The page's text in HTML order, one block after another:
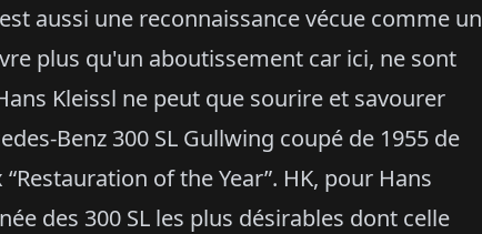
aussi une reconnaissance vécue comme un
plus qu'un aboutissement car ici, ne sont
Kleissl ne peut que sourire et savourer
Benz 300 SL Gullwing coupé de 1955 de
of the Year”. HK, pour Hans
des 300 SL les plus désirables dont celle